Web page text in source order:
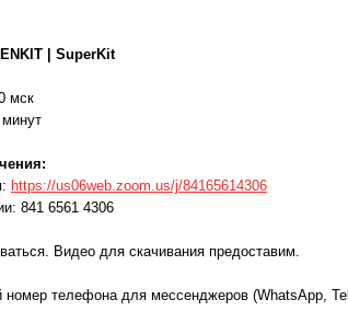
| SuperKit
мск
https://us06web.zoom.us/j/84165614306
841 6561 4306
Видео для скачивания предоставим.
номер телефона для мессенджеров (WhatsApp,